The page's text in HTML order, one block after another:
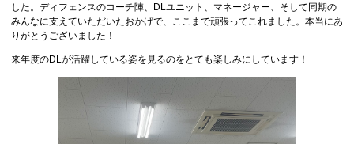
した。ディフェンスのコーチ陣、DLユニット、マネージャー、そして同期の
みんなに支えていただいたおかげで、ここまで頑張ってこれました。本当にあ
りがとうございました！
来年度のDLが活躍している姿を見るのをとても楽しみにしています！